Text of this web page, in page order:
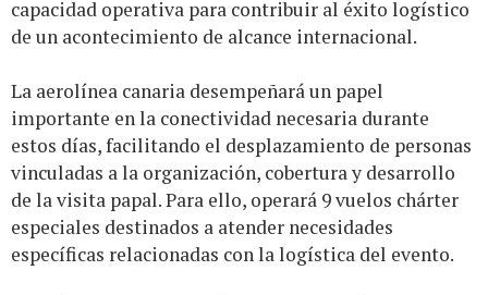
capacidad operativa para contribuir al éxito logístico
de un acontecimiento de alcance internacional.
La aerolínea canaria desempeñará un papel
importante en la conectividad necesaria durante
estos días, facilitando el desplazamiento de personas
vinculadas a la organización, cobertura y desarrollo
de la visita papal. Para ello, operará 9 vuelos chárter
especiales destinados a atender necesidades
específicas relacionadas con la logística del evento.